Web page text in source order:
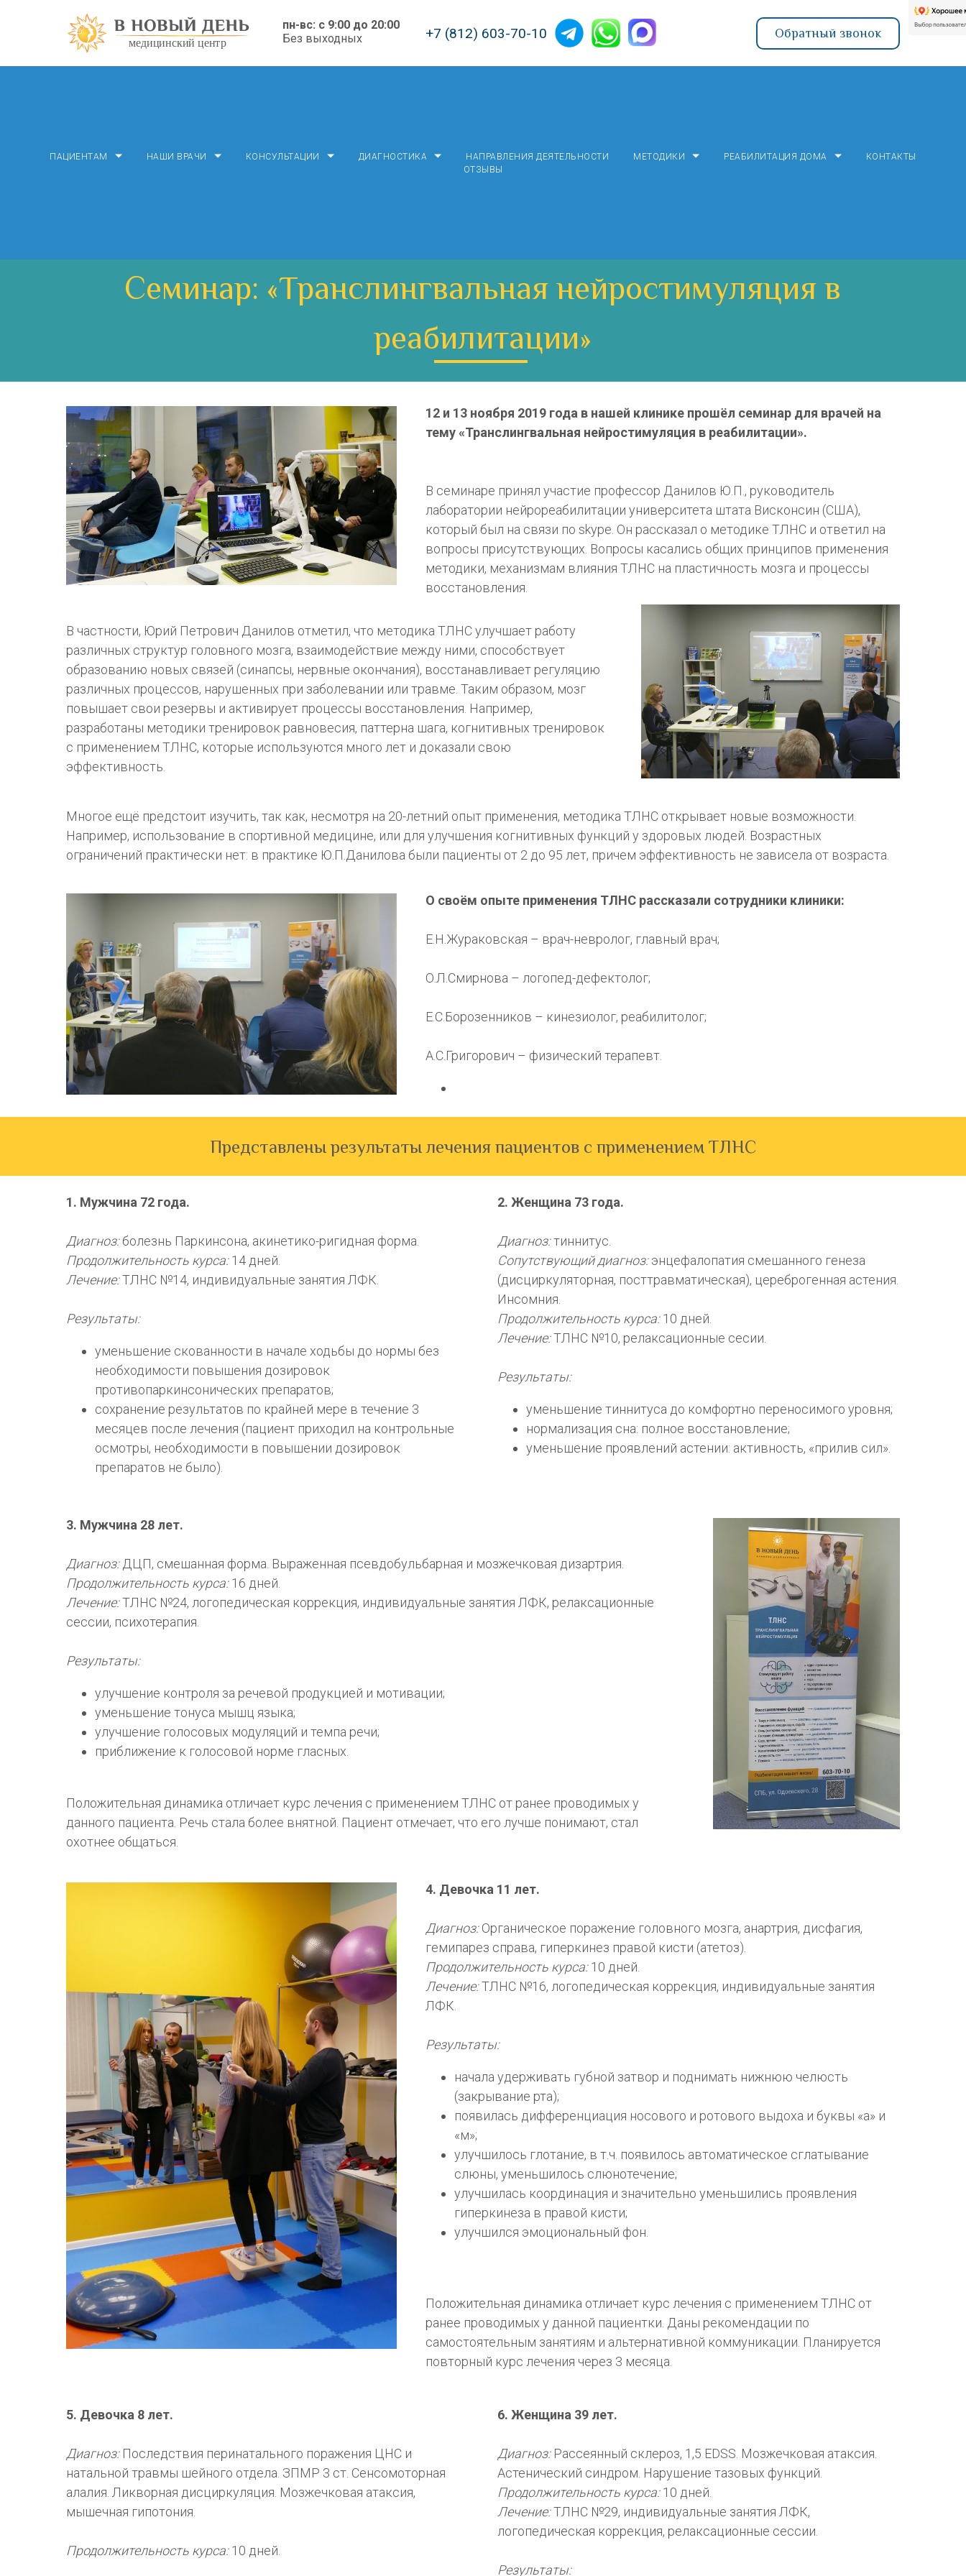
+7 (812) 603-70-10
пн-вс: с 9:00 до 20:00
Без выходных
Обратный звонок
ПАЦИЕНТАМ НАШИ ВРАЧИ КОНСУЛЬТАЦИИ ДИАГНОСТИКА НАПРАВЛЕНИЯ ДЕЯТЕЛЬНОСТИ МЕТОДИКИ РЕАБИЛИТАЦИЯ ДОМА
КОНТАКТЫ
ОТЗЫВЫ
Cеминар: «Транслингвальная нейростимуляция в
реабилитации»
12 и 13 ноября 2019 года в нашей клинике прошёл семинар для врачей на
тему «Транслингвальная нейростимуляция в реабилитации».
В семинаре принял участие профессор Данилов Ю.П., руководитель
лаборатории нейрореабилитации университета штата Висконсин (США),
который был на связи по skype. Он рассказал о методике ТЛНС и ответил на
вопросы присутствующих. Вопросы касались общих принципов применения
методики, механизмам влияния ТЛНС на пластичность мозга и процессы
восстановления.
В частности, Юрий Петрович Данилов отметил, что методика ТЛНС улучшает работу
различных структур головного мозга, взаимодействие между ними, способствует
образованию новых связей (синапсы, нервные окончания), восстанавливает регуляцию
различных процессов, нарушенных при заболевании или травме. Таким образом, мозг
повышает свои резервы и активирует процессы восстановления. Например,
разработаны методики тренировок равновесия, паттерна шага, когнитивных тренировок
с применением ТЛНС, которые используются много лет и доказали свою
эффективность.
Многое ещё предстоит изучить, так как, несмотря на 20-летний опыт применения, методика ТЛНС открывает новые возможности.
Например, использование в спортивной медицине, или для улучшения когнитивных функций у здоровых людей. Возрастных
ограничений практически нет: в практике Ю.П.Данилова были пациенты от 2 до 95 лет, причем эффективность не зависела от возраста.
О своём опыте применения ТЛНС рассказали сотрудники клиники:
Е.Н.Жураковская – врач-невролог, главный врач;
О.Л.Смирнова – логопед-дефектолог;
Е.С.Борозенников – кинезиолог, реабилитолог;
А.С.Григорович – физический терапевт.
Представлены результаты лечения пациентов с применением ТЛНС
1. Мужчина 72 года.
Диагноз:болезнь Паркинсона, акинетико-ригидная форма.
Продолжительность курса:14 дней.
Лечение:ТЛНС №14, индивидуальные занятия ЛФК.
Результаты:
уменьшение скованности в начале ходьбы до нормы без
необходимости повышения дозировок
противопаркинсонических препаратов;
сохранение результатов по крайней мере в течение 3
месяцев после лечения (пациент приходил на контрольные
осмотры, необходимости в повышении дозировок
препаратов не было).
2. Женщина 73 года.
Диагноз:тиннитус.
Сопутствующий диагноз:энцефалопатия смешанного генеза
(дисциркуляторная, посттравматическая), цереброгенная астения.
Инсомния.
Продолжительность курса:10 дней.
Лечение:ТЛНС №10, релаксационные сесии.
Результаты:
уменьшение тиннитуса до комфортно переносимого уровня;
нормализация сна: полное восстановление;
уменьшение проявлений астении: активность, «прилив сил».
3. Мужчина 28 лет.
Диагноз:ДЦП, смешанная форма. Выраженная псевдобульбарная и мозжечковая дизартрия.
Продолжительность курса:16 дней.
Лечение:ТЛНС №24, логопедическая коррекция, индивидуальные занятия ЛФК, релаксационные
сессии, психотерапия.
Результаты:
улучшение контроля за речевой продукцией и мотивации;
уменьшение тонуса мышц языка;
улучшение голосовых модуляций и темпа речи;
приближение к голосовой норме гласных.
Положительная динамика отличает курс лечения с применением ТЛНС от ранее проводимых у
данного пациента. Речь стала более внятной. Пациент отмечает, что его лучше понимают, стал
охотнее общаться.
4. Девочка 11 лет.
Диагноз:Органическое поражение головного мозга, анартрия, дисфагия,
гемипарез справа, гиперкинез правой кисти (атетоз).
Продолжительность курса:10 дней.
Лечение:ТЛНС №16, логопедическая коррекция, индивидуальные занятия
ЛФК.
Результаты:
начала удерживать губной затвор и поднимать нижнюю челюсть
(закрывание рта);
появилась дифференциация носового и ротового выдоха и буквы «а» и
«м»;
улучшилось глотание, в т.ч. появилось автоматическое сглатывание
слюны, уменьшилось слюнотечение;
улучшилась координация и значительно уменьшились проявления
гиперкинеза в правой кисти;
улучшился эмоциональный фон.
Положительная динамика отличает курс лечения с применением ТЛНС от
ранее проводимых у данной пациентки. Даны рекомендации по
самостоятельным занятиям и альтернативной коммуникации. Планируется
повторный курс лечения через 3 месяца.
5. Девочка 8 лет.
Диагноз:Последствия перинатального поражения ЦНС и
натальной травмы шейного отдела. ЗПМР 3 ст. Сенсомоторная
алалия. Ликворная дисциркуляция. Мозжечковая атаксия,
мышечная гипотония.
Продолжительность курса:10 дней.
6. Женщина 39 лет.
Диагноз:Рассеянный склероз, 1,5 EDSS. Мозжечковая атаксия.
Астенический синдром. Нарушение тазовых функций.
Продолжительность курса:10 дней.
Лечение:ТЛНС №29, индивидуальные занятия ЛФК,
логопедическая коррекция, релаксационные сессии.
Результаты: